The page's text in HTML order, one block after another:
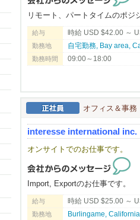
リモート、パートタイムのポジ
給与 時給 USD $42.00 ～
勤務地 自宅勤務, Bay area,
勤務時間 09:00～18:00
オフィス＆事務
interesse international inc.
オンサイトでのお仕事です。
Import, Exportのお仕事です。
給与 時給 USD $25.00 ～
勤務地 Burlingame,